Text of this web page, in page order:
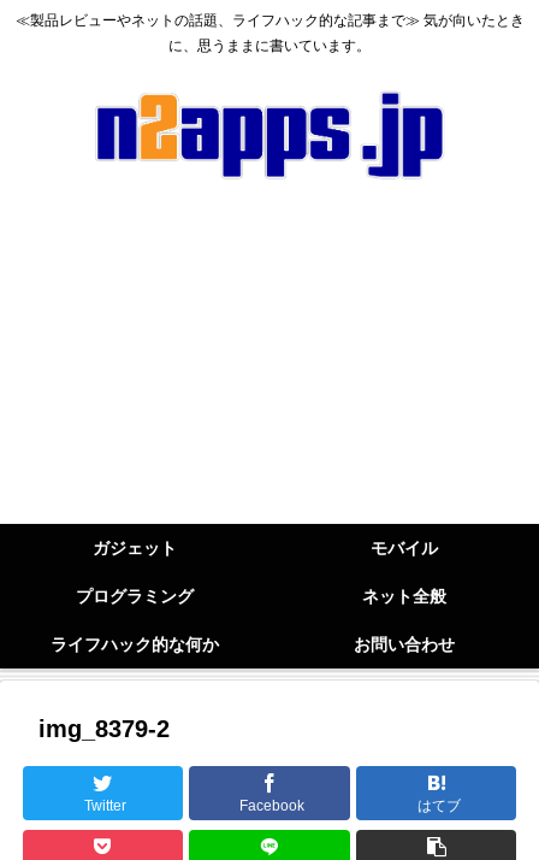
≪製品レビューやネットの話題、ライフハック的な記事まで≫ 気が向いたとき
に、思うままに書いています。
ガジェット モバイル
プログラミング ネット全般
ライフハック的な何か お問い合わせ
img_8379-2
Twitter Facebook はてブ